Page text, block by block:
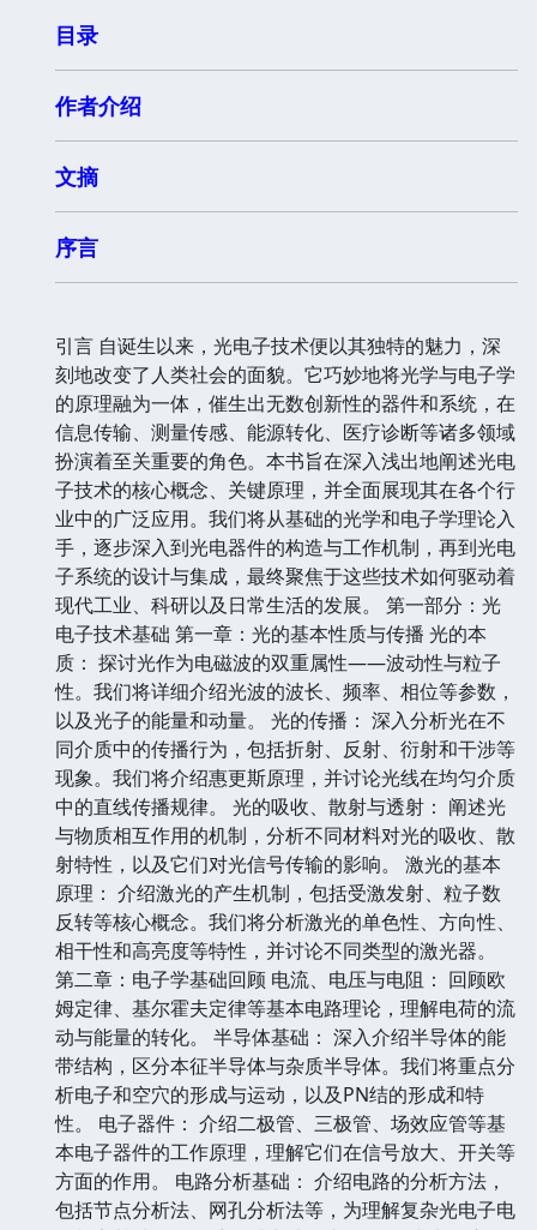
目录
作者介绍
文摘
序言
引言 自诞生以来，光电子技术便以其独特的魅力，深
刻地改变了人类社会的面貌。它巧妙地将光学与电子学
的原理融为一体，催生出无数创新性的器件和系统，在
信息传输、测量传感、能源转化、医疗诊断等诸多领域
扮演着至关重要的角色。本书旨在深入浅出地阐述光电
子技术的核心概念、关键原理，并全面展现其在各个行
业中的广泛应用。我们将从基础的光学和电子学理论入
手，逐步深入到光电器件的构造与工作机制，再到光电
子系统的设计与集成，最终聚焦于这些技术如何驱动着
现代工业、科研以及日常生活的发展。 第一部分：光
电子技术基础 第一章：光的基本性质与传播 光的本
质： 探讨光作为电磁波的双重属性——波动性与粒子
性。我们将详细介绍光波的波长、频率、相位等参数，
以及光子的能量和动量。 光的传播： 深入分析光在不
同介质中的传播行为，包括折射、反射、衍射和干涉等
现象。我们将介绍惠更斯原理，并讨论光线在均匀介质
中的直线传播规律。 光的吸收、散射与透射： 阐述光
与物质相互作用的机制，分析不同材料对光的吸收、散
射特性，以及它们对光信号传输的影响。 激光的基本
原理： 介绍激光的产生机制，包括受激发射、粒子数
反转等核心概念。我们将分析激光的单色性、方向性、
相干性和高亮度等特性，并讨论不同类型的激光器。
第二章：电子学基础回顾 电流、电压与电阻： 回顾欧
姆定律、基尔霍夫定律等基本电路理论，理解电荷的流
动与能量的转化。 半导体基础： 深入介绍半导体的能
带结构，区分本征半导体与杂质半导体。我们将重点分
析电子和空穴的形成与运动，以及PN结的形成和特
性。 电子器件： 介绍二极管、三极管、场效应管等基
本电子器件的工作原理，理解它们在信号放大、开关等
方面的作用。 电路分析基础： 介绍电路的分析方法，
包括节点分析法、网孔分析法等，为理解复杂光电子电